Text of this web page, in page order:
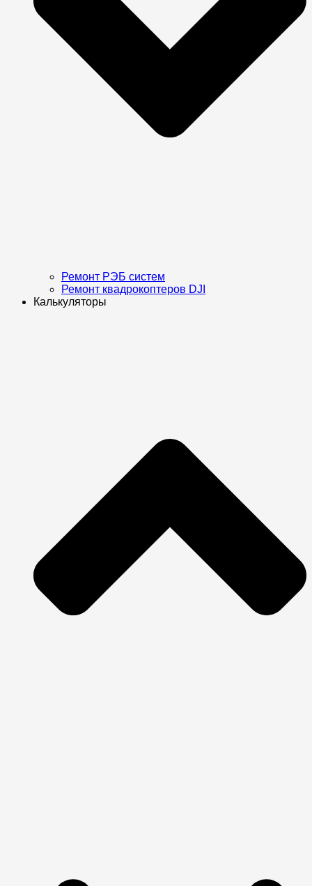
Ремонт РЭБ систем
Ремонт квадрокоптеров DJI
Калькуляторы